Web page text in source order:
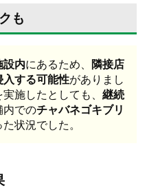
も
設内にあるため、 隣接店
入する可能性がありまし
施したとしても、 継続
内でのチャバネゴキブリ
状況でした。